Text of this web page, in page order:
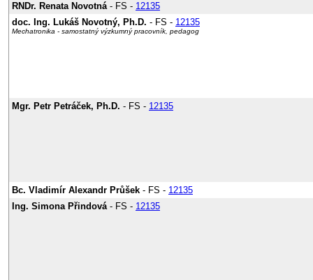
RNDr. Renata Novotná- FS - 12135
doc. Ing. Lukáš Novotný, Ph.D. - FS - 12135
Mechatronika - samostatný výzkumný pracovník, pedagog
Mgr. Petr Petráček, Ph.D. - FS - 12135
Bc. Vladimír Alexandr Průšek - FS - 12135
Ing. Simona Přindová- FS - 12135